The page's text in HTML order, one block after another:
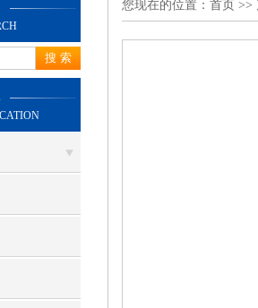
您现在的位置： 首页 >>